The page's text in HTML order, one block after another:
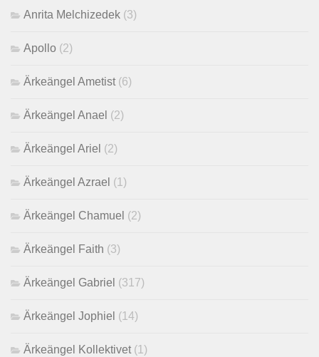
Anrita Melchizedek (3)
Apollo (2)
Ärkeängel Ametist (6)
Ärkeängel Anael (2)
Ärkeängel Ariel (2)
Ärkeängel Azrael (1)
Ärkeängel Chamuel (2)
Ärkeängel Faith (3)
Ärkeängel Gabriel (317)
Ärkeängel Jophiel (14)
Ärkeängel Kollektivet (1)